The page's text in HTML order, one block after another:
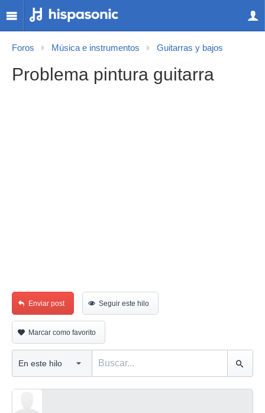
Foros Música e instrumentos Guitarras y bajos
Problema pintura guitarra
Enviar post Seguir este hilo
Marcar como favorito